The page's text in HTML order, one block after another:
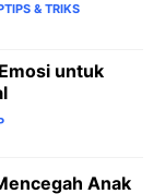
TIPS & TRIKS
untuk
Anak